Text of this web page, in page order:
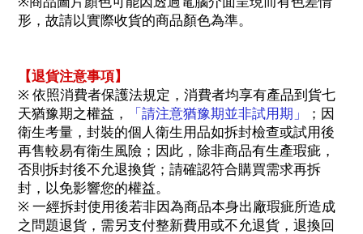
形，故請以實際收貨的商品顏色為準。
【退貨注意事項】
※ 依照消費者保護法規定，消費者均享有產品到貨七
天猶豫期之權益，
「請注意猶豫期並非試用期」
；因
衛生考量，封裝的個人衛生用品如拆封檢查或試用後
再售較易有衛生風險；因此，除非商品有生產瑕疵，
否則拆封後不允退換貨；請確認符合購買需求再拆
封，以免影響您的權益。
※ 一經拆封使用後若非因為商品本身出廠瑕疵所造成
之問題退貨，需另支付整新費用或不允退貨，退換回